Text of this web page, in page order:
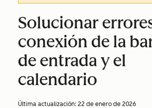
Solucionar
conexión de la
de entrada y el
calendario
Última actualización: 22 de enero de 2026